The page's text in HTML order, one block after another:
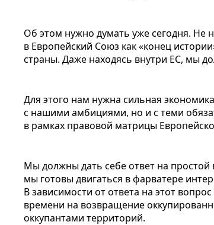
Об этом нужно думать уже сегодня. Не
в Европейский Союз как «конец
страны. Даже находясь внутри ЕС, мы
Для этого нам нужна сильная
с нашими амбициями, но и с теми
в рамках правовой матрицы
Мы должны дать себе ответ на
мы готовы двигаться в фарватере
В зависимости от ответа на этот
времени на возвращение
оккупантами территорий.